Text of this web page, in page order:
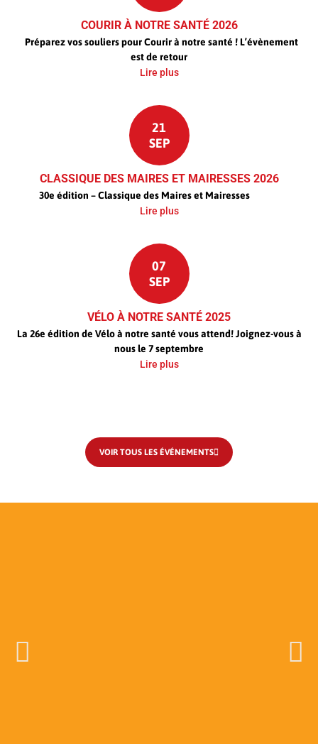
COURIR À NOTRE SANTÉ 2026
Préparez vos souliers pour Courir à notre santé ! L’évènement
est de retour
Lire plus
21
SEP
CLASSIQUE DES MAIRES ET MAIRESSES 2026
30e édition – Classique des Maires et Mairesses
Lire plus
07
SEP
VÉLO À NOTRE SANTÉ 2025
La 26e édition de Vélo à notre santé vous attend! Joignez-vous à
nous le 7 septembre
Lire plus
VOIR TOUS LES ÉVÉNEMENTS